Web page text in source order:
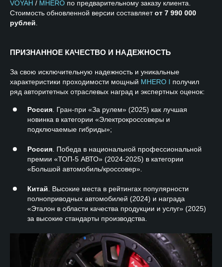
VOYAH / MHERO по предварительному заказу клиента.
Стоимость обновленной версии составляетот 7 990 000
рублей
ПРИЗНАННОЕ КАЧЕСТВО И НАДЕЖНОСТЬ
За свою исключительную надежность и уникальные
характеристики проходимости мощный MHERO I получил
ряд авторитетных отраслевых наград и экспертных оценок:
Россия . Гран-при «За рулем» (2025) как лучшая
новинка в категории «Электрокроссоверы и
подключаемые гибриды»;
Россия . Победа в национальной профессиональной
премии «ТОП-5 АВТО» (2024-2025) в категории
«Большой автомобиль/кроссовер».
Китай . Высокие места в рейтингах популярности
полноприводных автомобилей (2024) и награда
«Эталон в области качества продукции и услуг» (2025)
за высокие стандарты производства.